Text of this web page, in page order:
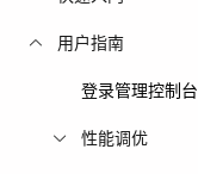
用户指南
登录管理控制台
性能调优